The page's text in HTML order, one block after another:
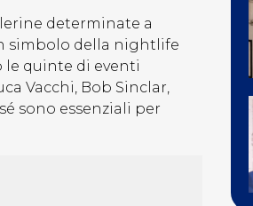
determinate a
simbolo della nightlife
le quinte di eventi
Vacchi, Bob Sinclar,
sono essenziali per